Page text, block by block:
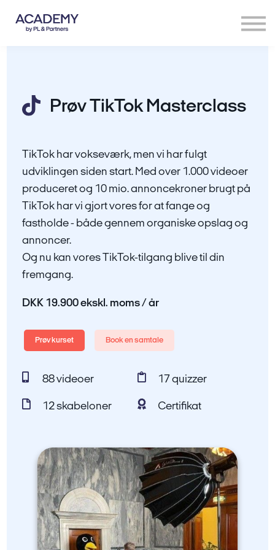
Prøv TikTok Masterclass
TikTok har vokseværk, men vi har fulgt
udviklingen siden start. Med over 1.000 videoer
produceret og 10 mio. annoncekroner brugt på
TikTok har vi gjort vores for at fange og
fastholde - både gennem organiske opslag og
annoncer.
Og nu kan vores TikTok-tilgang blive til din
fremgang.
DKK 19.900 ekskl. moms / år
Prøv kurset Book en samtale
88 videoer 17 quizzer
12 skabeloner Certifikat